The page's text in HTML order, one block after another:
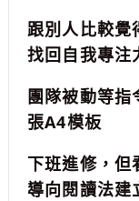
跟別人比較覺
找回自我專注
團隊被動等指
張A4模板
下班進修，但
導向閱讀法建